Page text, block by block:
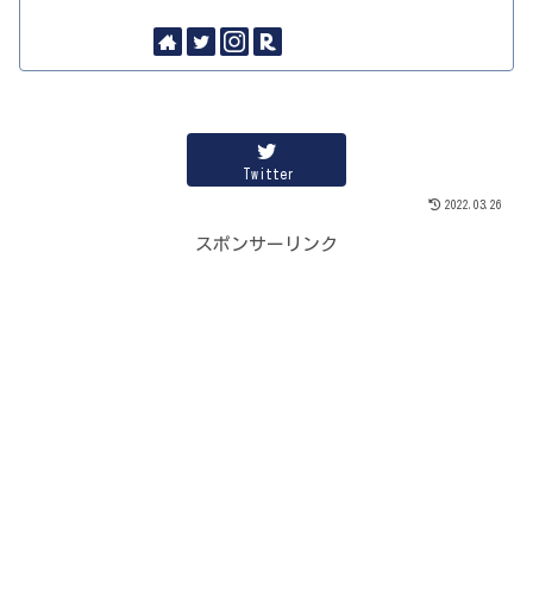
Twitter
2022.03.26
スポンサーリンク